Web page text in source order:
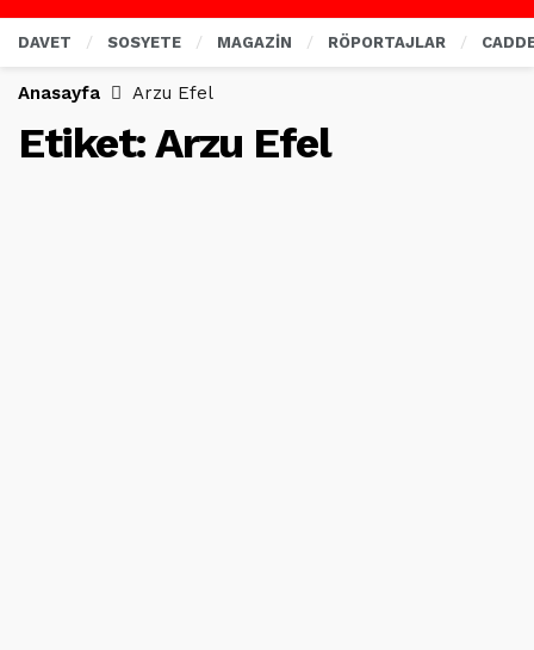
DAVET SOSYETE MAGAZİN RÖPORTAJLAR
Anasayfa Arzu Efel
Etiket:Arzu Efel